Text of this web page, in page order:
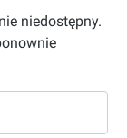
niedostępny.